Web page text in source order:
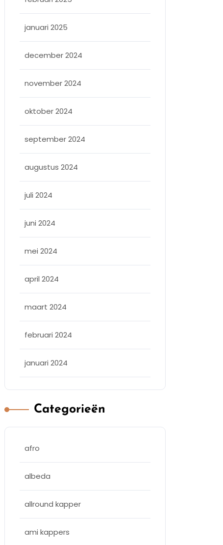
januari 2025
december 2024
november 2024
oktober 2024
september 2024
augustus 2024
juli 2024
juni 2024
mei 2024
april 2024
maart 2024
februari 2024
januari 2024
Categorieën
afro
albeda
allround kapper
ami kappers